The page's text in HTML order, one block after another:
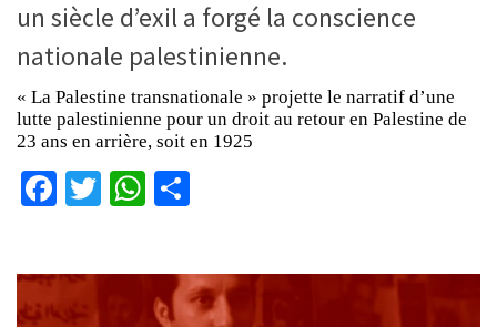
un siècle d’exil a forgé la conscience
nationale palestinienne.
« La Palestine transnationale » projette le narratif d’une
lutte palestinienne pour un droit au retour en Palestine de
23 ans en arrière, soit en 1925
Facebook
TwitterWhatsApp